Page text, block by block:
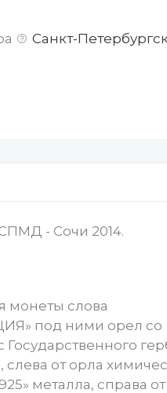
Санкт-
- Сочи 2014.
монеты слова
под ними орел со
от орла
металла, справа от